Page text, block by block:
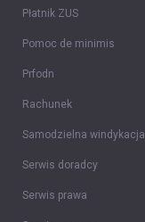
Płatnik ZUS
Pomoc de minimis
Prfodn
Rachunek
Samodzielna windykacja
Serwis doradcy
Serwis prawa